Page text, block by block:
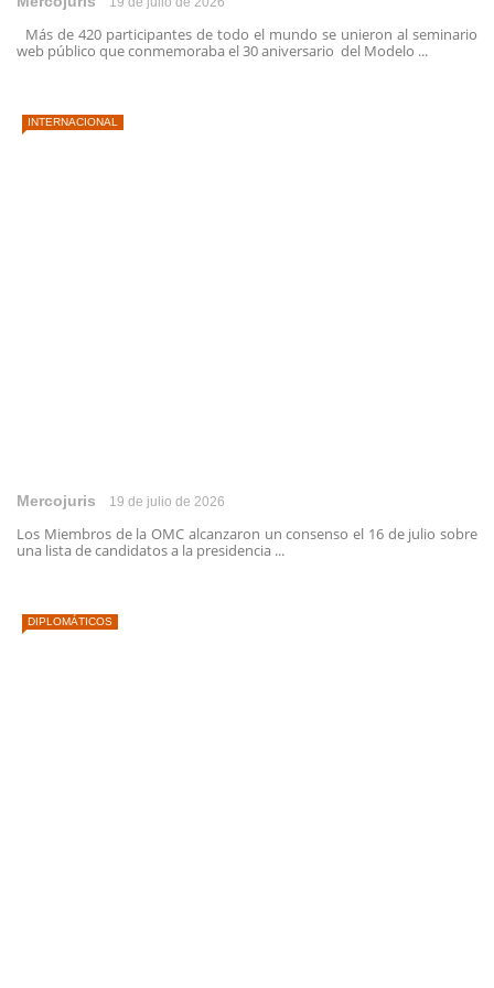
Más de 420 participantes de todo el mundo se unieron al seminario
web público que conmemoraba el 30 aniversario del Modelo ...
INTERNACIONAL
Mercojuris 19 de julio de 2026
Los Miembros de la OMC alcanzaron un consenso el 16 de julio sobre
una lista de candidatos a la presidencia ...
DIPLOMÁTICOS